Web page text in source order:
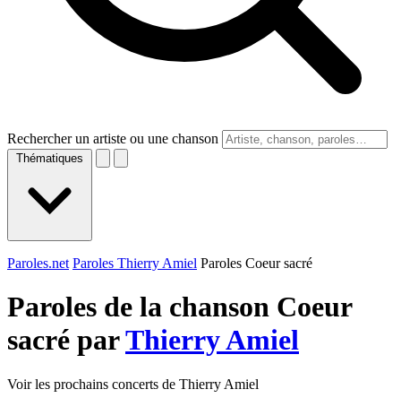
Rechercher un artiste ou une chanson
Thématiques
Paroles.net Paroles Thierry Amiel Paroles Coeur sacré
Paroles de la chanson Coeur
sacré parThierry Amiel
Voir les prochains concerts de Thierry Amiel